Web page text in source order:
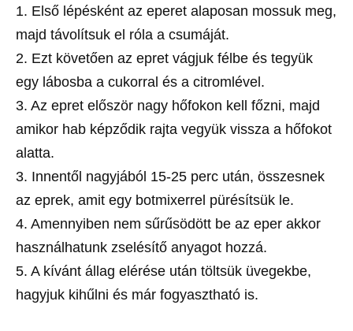
1. Első lépésként az eperet alaposan mossuk meg,
majd távolítsuk el róla a csumáját.
2. Ezt követően az epret vágjuk félbe és tegyük
egy lábosba a cukorral és a citromlével.
3. Az epret először nagy hőfokon kell főzni, majd
amikor hab képződik rajta vegyük vissza a hőfokot
alatta.
3. Innentől nagyjából 15-25 perc után, összesnek
az eprek, amit egy botmixerrel pürésítsük le.
4. Amennyiben nem sűrűsödött be az eper akkor
használhatunk zselésítő anyagot hozzá.
5. A kívánt állag elérése után töltsük üvegekbe,
hagyjuk kihűlni és már fogyasztható is.